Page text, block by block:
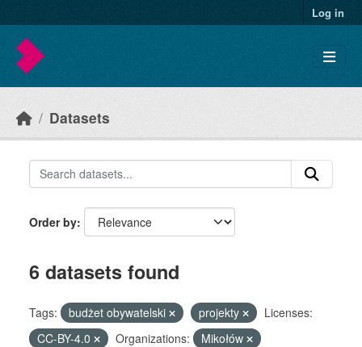
Log in
Datasets
Order by
6 datasets found
Tags: budżet obywatelski projekty
Licenses:
CC-BY-4.0
Organizations:
Mikołów